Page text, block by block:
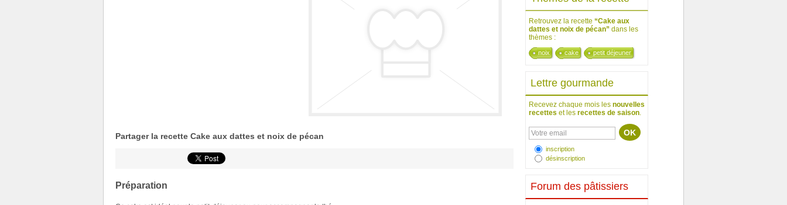
Partager la recette Cake aux dattes et noix de pécan
Préparation
Retrouvez la recette “Cake aux
dattes et noix de pécan” dans les
thèmes :
noix cake petit déjeuner
Lettre gourmande
Recevez chaque mois les nouvelles
recettes et les recettes de saison.
inscription
désinscription
Forum des pâtissiers